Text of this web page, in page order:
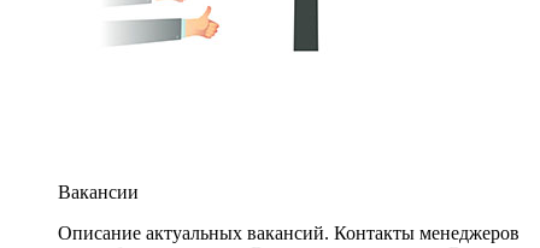
Вакансии
Описание актуальных вакансий. Контакты менеджеров